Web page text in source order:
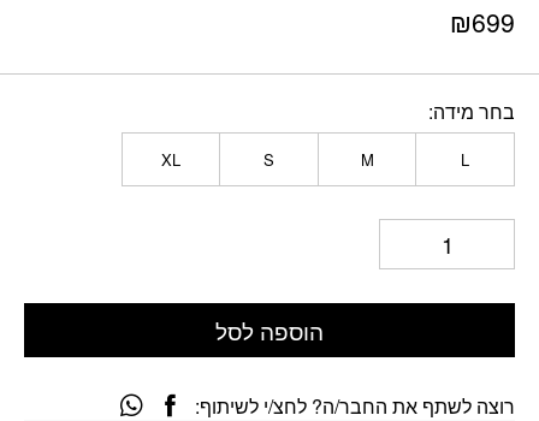
₪699
בחר מידה
L
M
S
XL
הוספה לסל
רוצה לשתף את החבר/ה? לחצ/י לשיתוף: